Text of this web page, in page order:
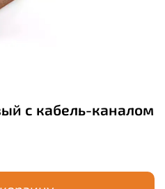
с кабель-каналом